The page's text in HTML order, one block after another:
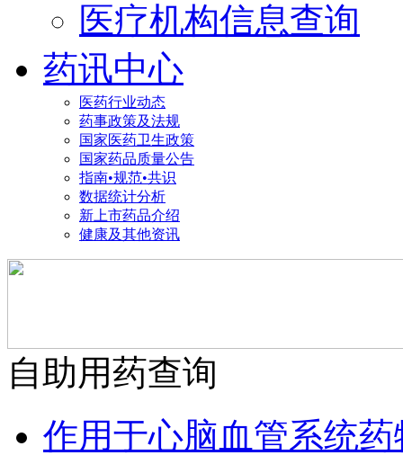
医疗机构信息查询
药讯中心
医药行业动态
药事政策及法规
国家医药卫生政策
国家药品质量公告
指南•规范•共识
数据统计分析
新上市药品介绍
健康及其他资讯
自助用药查询
作用于心脑血管系统药